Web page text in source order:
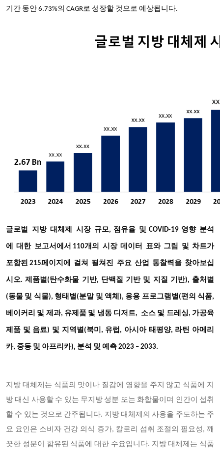
기간 동안 6.73%의 CAGR로 성장할 것으로 예상됩니다.
글로벌 지방 대체제 시장 규모 , 점유율 및 COVID-19 영향 분석
에 대한 보고서에서 110개의 시장 데이터 표와 그림 및 차트가
포함된 215페이지에 걸쳐 펼쳐진 주요 산업 통찰력을 찾아보십
시오 . 제품별(탄수화물 기반, 단백질 기반 및 지질 기반), 출처별
(동물 및 식물), 형태별(분말 및 액체), 응용 프로그램별(편의 식품,
베이커리 및 제과, 유제품 및 냉동 디저트, 소스 및 드레싱, 가공육
제품 및 음료) 및 지역별(북미 , 유럽, 아시아 태평양, 라틴 아메리
카, 중동 및 아프리카), 분석 및 예측 2023 – 2033.
지방 대체제는 식품의 맛이나 질감에 영향을 주지 않고 식품에 지
방 대신 사용할 수 있는 무지방 성분 또는 화합물이며 인간이 섭취
할 수 있는 것으로 간주됩니다. 지방 대체제의 사용을 주도하는 주
요 요인은 소비자 건강 의식 증가, 칼로리 섭취 조절의 필요성, 깨
끗한 성분이 함유된 식품에 대한 수요입니다. 지방 대체제는 식품